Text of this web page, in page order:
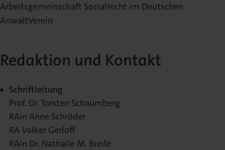
2025 | Heft 6
2025 | Heft 4
2025 | Heft 3
2025 | Heft 2
2025 | Heft 1
Arbeitsgemeinschaft Sozialrecht im Deutschen
AnwaltVerein
Redaktion und Kontakt
Schriftleitung
Prof. Dr. Torsten Schaumberg
RAin Anne Schröder
RA Volker Gerloff
RAin Dr. Nathalie M. Brede